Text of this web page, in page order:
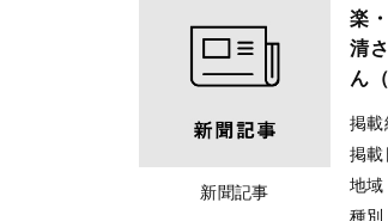
新聞記事
楽
清
ん
掲載
掲載
地域
種別